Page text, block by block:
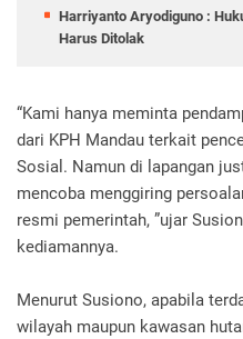
Harriyanto Aryodiguno :
Harus Ditolak
“Kami hanya meminta
dari KPH Mandau terkait
Sosial. Namun di lapangan
mencoba menggiring
resmi pemerintah, ”ujar
kediamannya.
Menurut Susiono, apabila
wilayah maupun kawasan